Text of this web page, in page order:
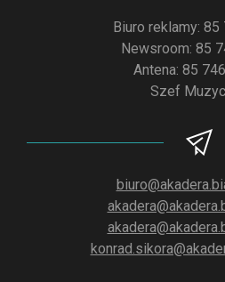
Biuro reklamy:
Newsroom: 85
Antena: 85
Szef